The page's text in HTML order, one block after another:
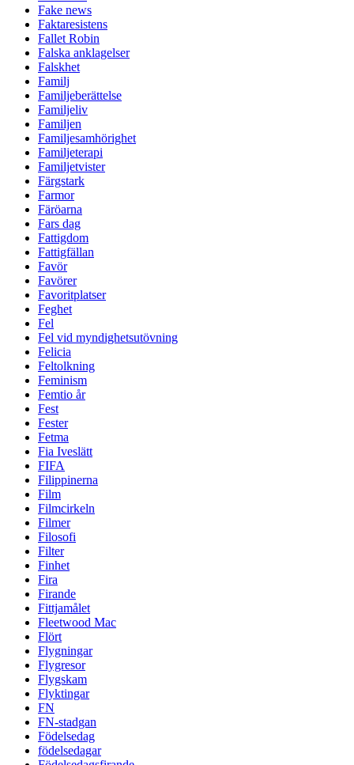
Fake news
Faktaresistens
Fallet Robin
Falska anklagelser
Falskhet
Familj
Familjeberättelse
Familjeliv
Familjen
Familjesamhörighet
Familjeterapi
Familjetvister
Färgstark
Farmor
Färöarna
Fars dag
Fattigdom
Fattigfällan
Favör
Favörer
Favoritplatser
Feghet
Fel
Fel vid myndighetsutövning
Felicia
Feltolkning
Feminism
Femtio år
Fest
Fester
Fetma
Fia Iveslätt
FIFA
Filippinerna
Film
Filmcirkeln
Filmer
Filosofi
Filter
Finhet
Fira
Firande
Fittjamålet
Fleetwood Mac
Flört
Flygningar
Flygresor
Flygskam
Flyktingar
FN
FN-stadgan
Födelsedag
födelsedagar